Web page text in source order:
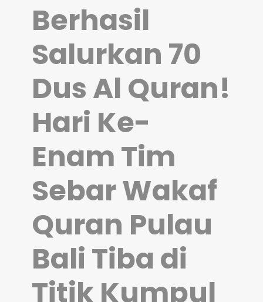
Berhasil
Salurkan 70
Dus Al Quran!
Hari Ke-
Enam Tim
Sebar Wakaf
Quran Pulau
Bali Tiba di
Titik Kumpul